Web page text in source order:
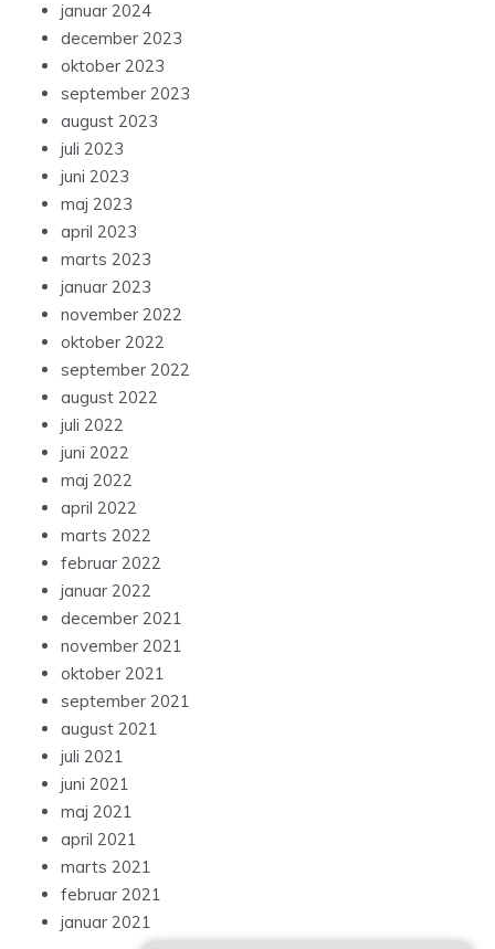
januar 2024
december 2023
oktober 2023
september 2023
august 2023
juli 2023
juni 2023
maj 2023
april 2023
marts 2023
januar 2023
november 2022
oktober 2022
september 2022
august 2022
juli 2022
juni 2022
maj 2022
april 2022
marts 2022
februar 2022
januar 2022
december 2021
november 2021
oktober 2021
september 2021
august 2021
juli 2021
juni 2021
maj 2021
april 2021
marts 2021
februar 2021
januar 2021